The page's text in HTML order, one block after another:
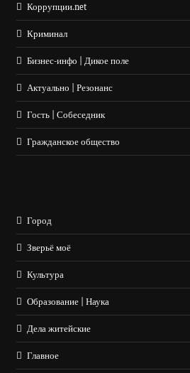
Коррупции.net
Криминал
Бизнес-инфо | Дикое поле
Актуально | Резонанс
Гость | Собеседник
Гражданское общество
Город
Зверьё моё
Культура
Образование | Наука
Дела житейские
Главное